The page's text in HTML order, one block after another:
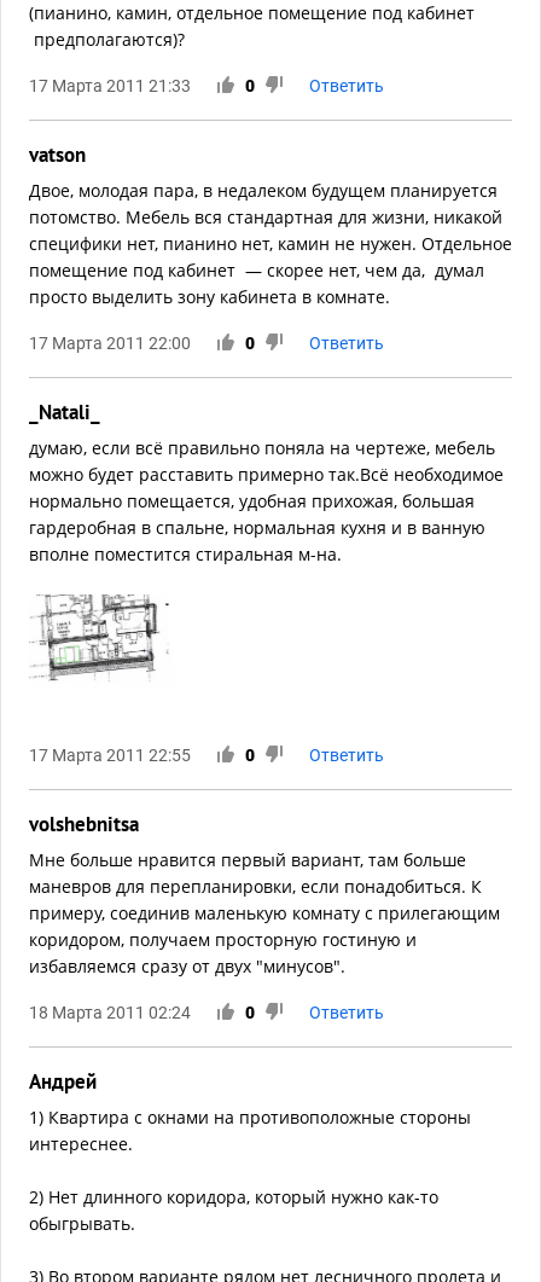
(пианино, камин, отдельное помещение под кабинет
предполагаются)?
17 Марта 2011 21:33 0 Ответить
vatson
Двое, молодая пара, в недалеком будущем планируется
потомство. Мебель вся стандартная для жизни, никакой
специфики нет, пианино нет, камин не нужен. Отдельное
помещение под кабинет — скорее нет, чем да, думал
просто выделить зону кабинета в комнате.
17 Марта 2011 22:00 0 Ответить
_Natali_
думаю, если всё правильно поняла на чертеже, мебель
можно будет расставить примерно так.Всё необходимое
нормально помещается, удобная прихожая, большая
гардеробная в спальне, нормальная кухня и в ванную
вполне поместится стиральная м-на.
17 Марта 2011 22:55 0 Ответить
volshebnitsa
Мне больше нравится первый вариант, там больше
маневров для перепланировки, если понадобиться. К
примеру, соединив маленькую комнату с прилегающим
коридором, получаем просторную гостиную и
избавляемся сразу от двух "минусов".
18 Марта 2011 02:24 0 Ответить
Андрей
1) Квартира с окнами на противоположные стороны
интереснее.
2) Нет длинного коридора, который нужно как-то
обыгрывать.
3) Во втором варианте рядом нет лесничного пролета и